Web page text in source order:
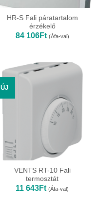
HR-S Fali páratartalom
érzékelő
84 106Ft (Áfa-val)
ÚJ
VENTS RT-10 Fali
termosztát
11 643Ft (Áfa-val)